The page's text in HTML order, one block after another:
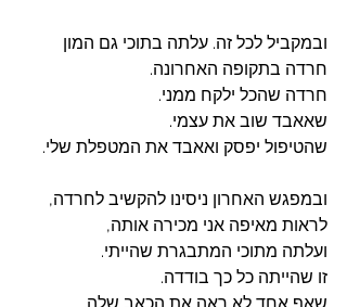
ובמקביל לכל זה. עלתה בתוכי גם המון
חרדה בתקופה האחרונה.
חרדה שהכל ילקח ממני.
שאאבד שוב את עצמי.
שהטיפול יפסק ואאבד את המטפלת שלי.
ובמפגש האחרון ניסינו להקשיב לחרדה,
לראות מאיפה אני מכירה אותה,
ועלתה מתוכי המתבגרת שהייתי.
זו שהייתה כל כך בודדה.